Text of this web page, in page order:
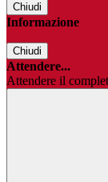
Chiudi
Informazione
Chiudi
Attendere...
Attendere il